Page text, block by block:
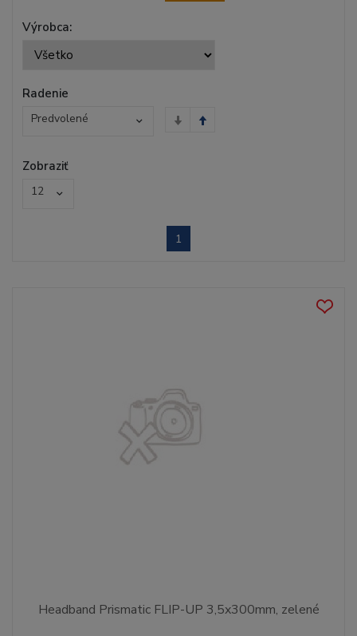
Výrobca:
Radenie
Predvolené
Zobraziť
12
1
Headband Prismatic FLIP-UP 3,5x300mm, zelené